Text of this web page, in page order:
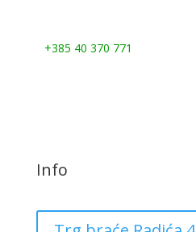
+385 40 370 771
Info